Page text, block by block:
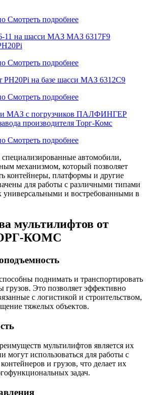
Смотреть подробнее
11 на шасси МАЗ МАЗ 6317F9
Смотреть подробнее
PH20Pi на базе шасси МАЗ 6312С9
Смотреть подробнее
МАЗ с погрузчиков ПАЛФИНГЕР
производителя Торг-Комс
Смотреть подробнее
автомобили,
механизмом, который позволяет
контейнеры, платформы и другие
для работы с различными типами
универсальными и востребованными в
мультилифтов от
КОМС
поднимать и транспортировать
грузов. Это позволяет эффективно
с логистикой и строительством,
тяжелых объектов.
мультилифтов является их
могут использоваться для работы с
и грузов, что делает их
задач.